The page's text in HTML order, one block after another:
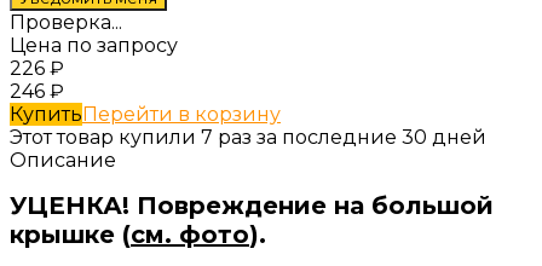
Проверка...
Цена по запросу
226 ₽
246 ₽
КупитьПерейти в корзину
Этот товар купили 7 раз за последние 30 дней
Описание
УЦЕНКА! Повреждение на большой
крышке (см. фото).